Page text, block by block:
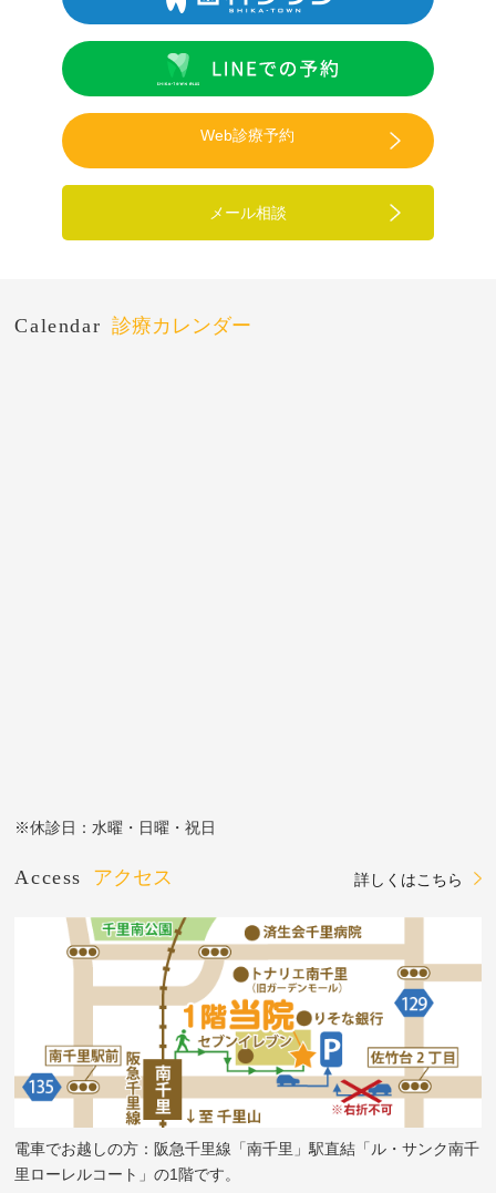
Web診療予約
メール相談
Calendar 診療カレンダー
※休診日：水曜・日曜・祝日
Access アクセス 詳しくはこちら
電車でお越しの方：阪急千里線「南千里」駅直結「ル・サンク南千
里ローレルコート」の1階です。